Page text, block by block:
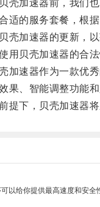
加速器前，我们也
的服务套餐，根据
加速器的更新，以
贝壳加速器的合法
速器作为一款优秀
、智能调整功能和
下，贝壳加速器将
以给你提供最高速度和安全